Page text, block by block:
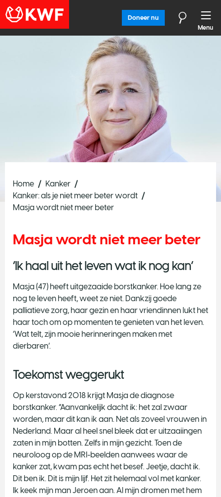
Doneer nu
Menu
Home
Kanker
Kanker: als je niet meer beter wordt
Masja wordt niet meer beter
Masja wordt niet meer beter
‘Ik haal uit het leven wat ik nog kan’
Masja (47) heeft uitgezaaide borstkanker. Hoe lang ze
nog te leven heeft, weet ze niet. Dankzij goede
palliatieve zorg, haar gezin en haar vriendinnen lukt het
haar toch om op momenten te genieten van het leven.
‘Wat telt, zijn mooie herinneringen maken met
dierbaren’.
Toekomst weggerukt
Op kerstavond 2018 krijgt Masja de diagnose
borstkanker. “Aanvankelijk dacht ik: het zal zwaar
worden, maar dit kan ik aan. Net als zoveel vrouwen in
Nederland. Maar al heel snel bleek dat er uitzaaiingen
zaten in mijn botten. Zelfs in mijn gezicht. Toen de
neuroloog op de MRI-beelden aanwees waar de
kanker zat, kwam pas echt het besef. Jeetje, dacht ik.
Dit ben ik. Dit is mijn lijf. Het zit helemaal vol met kanker.
Ik keek mijn man Jeroen aan. Al mijn dromen met hem